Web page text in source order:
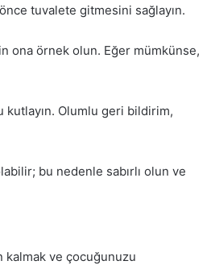
tuvalete gitmesini sağlayın.
ona örnek olun. Eğer mümkünse,
Olumlu geri bildirim,
bu nedenle sabırlı olun ve
kalmak ve çocuğunuzu